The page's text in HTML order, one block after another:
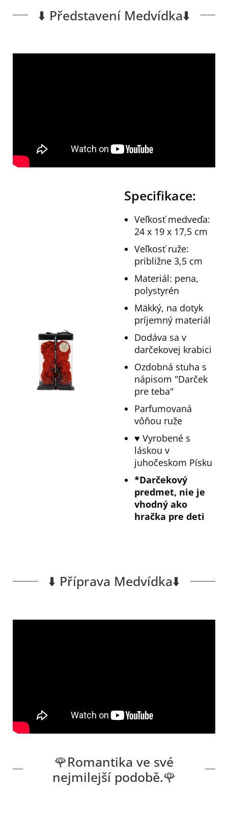
⬇️ Představení Medvídka⬇️
Specifikace:
Veľkosť medveďa:
24 x 19 x 17,5 cm
Veľkosť ruže:
približne 3,5 cm
Materiál: pena,
polystyrén
Mäkký, na dotyk
príjemný materiál
Dodáva sa v
darčekovej krabici
Ozdobná stuha s
nápisom "Darček
pre teba"
Parfumovaná
vôňou ruže
♥️ Vyrobené s
láskou v
juhočeskom Písku
*Darčekový
predmet, nie je
vhodný ako
hračka pre deti
⬇️ Příprava Medvídka⬇️
🌹Romantika ve své
nejmilejší podobě.🌹